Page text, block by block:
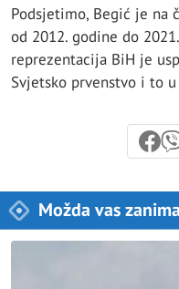
Podsjetimo, Begić je na
od 2012. godine do
reprezentacija BiH je
Svjetsko prvenstvo i to
Možda vas zanima